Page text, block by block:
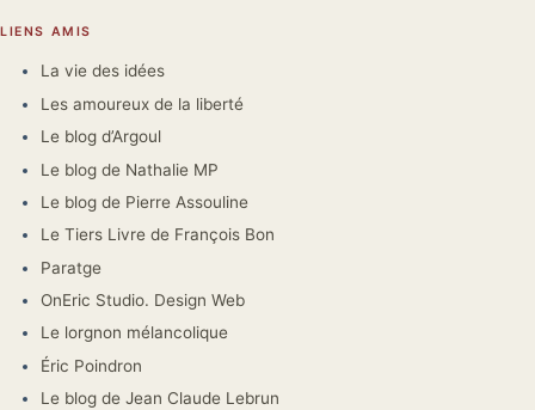
LIENS AMIS
La vie des idées
Les amoureux de la liberté
Le blog d’Argoul
Le blog de Nathalie MP
Le blog de Pierre Assouline
Le Tiers Livre de François Bon
Paratge
OnEric Studio. Design Web
Le lorgnon mélancolique
Éric Poindron
Le blog de Jean Claude Lebrun